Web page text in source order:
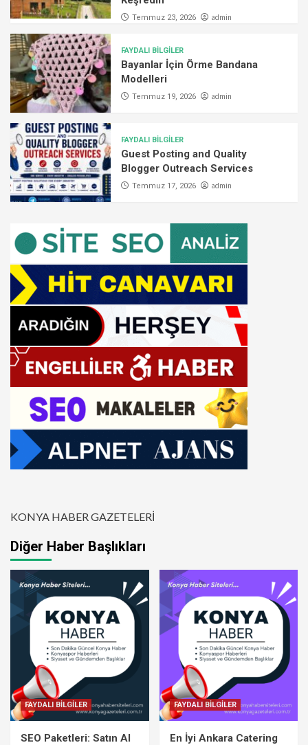
Temmuz 23, 2026 admin
FAYDALI BİLGİLER
Bayanlar İçin Örme Bandana
Modelleri
Temmuz 19, 2026 admin
FAYDALI BİLGİLER
Guest Posting and Quality
Blogger Outreach Services
Temmuz 17, 2026 admin
KONYA HABER GAZETELERİ
Diğer Haber Başlıkları
FAYDALI BİLGİLER
SEO Paketleri: Satın Al
FAYDALI BİLGİLER
En İyi Ankara Catering